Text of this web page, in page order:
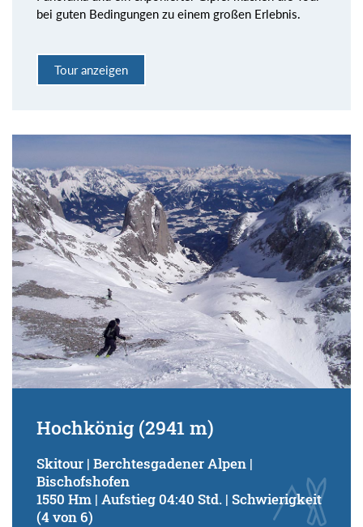
bei guten Bedingungen zu einem großen Erlebnis.
Tour anzeigen
Hochkönig (2941 m)
Skitour | Berchtesgadener Alpen |
Bischofshofen
1550 Hm | Aufstieg 04:40 Std. | Schwierigkeit
(4 von 6)